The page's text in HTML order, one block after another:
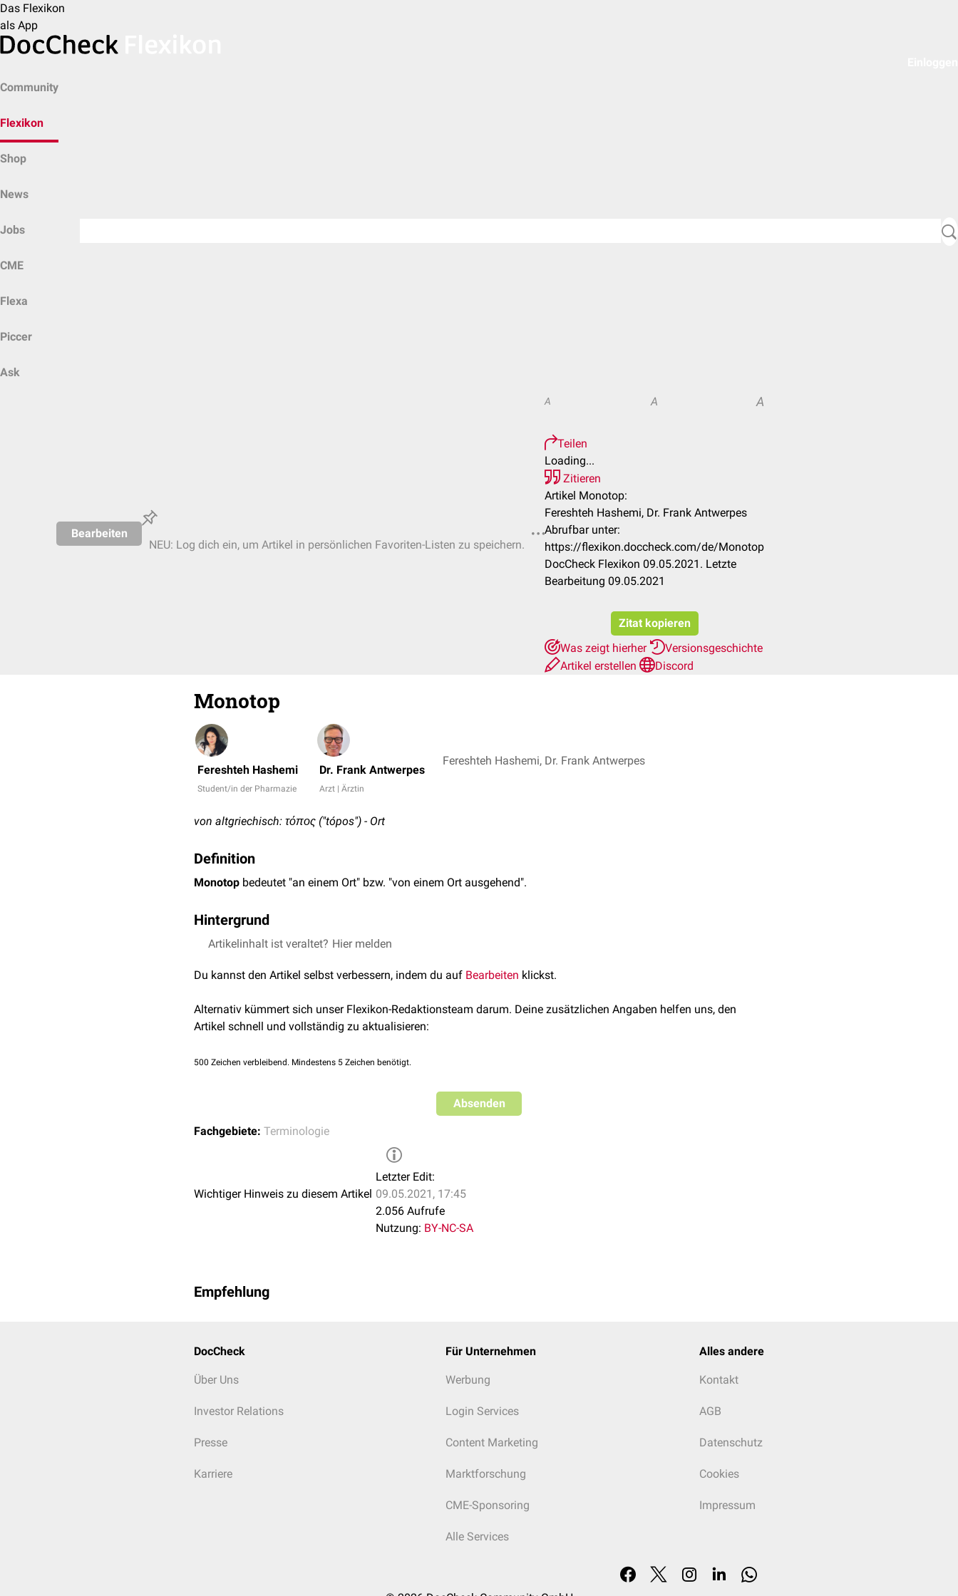
Das Flexikon
als App
Community
Flexikon
Shop
News
Jobs
CME
Flexa
Piccer
Ask
Bearbeiten
NEU: Log dich ein, um Artikel in persönlichen Favoriten-Listen zu speichern.
A A A
Teilen
Loading...
Zitieren
Artikel Monotop:
Fereshteh Hashemi, Dr. Frank Antwerpes
Abrufbar unter:
https://flexikon.doccheck.com/de/Monotop
DocCheck Flexikon 09.05.2021. Letzte
Bearbeitung 09.05.2021
Zitat kopieren
Was zeigt hierher
Versionsgeschichte
Artikel erstellen
Discord
Monotop
Fereshteh Hashemi
Student/in der Pharmazie
Dr. Frank Antwerpes
Arzt | Ärztin
Fereshteh Hashemi, Dr. Frank Antwerpes
von altgriechisch: τόπος ("tópos") - Ort
Definition
Monotop bedeutet "an einem Ort" bzw. "von einem Ort ausgehend".
Hintergrund
Der Begriff bezieht sich meist aufventrikuläre Extrasystolen
Artikelinhalt ist veraltet? Hier melden
Du kannst den Artikel selbst verbessern, indem du auf Bearbeiten klickst.
Alternativ kümmert sich unser Flexikon-Redaktionsteam darum. Deine zusätzlichen Angaben helfen uns, den
Artikel schnell und vollständig zu aktualisieren:
500 Zeichen verbleibend. Mindestens 5 Zeichen benötigt.
Absenden
Fachgebiete: Terminologie
Wichtiger Hinweis zu diesem Artikel
Letzter Edit:
09.05.2021, 17:45
2.056 Aufrufe
Nutzung: BY-NC-SA
Empfehlung
DocCheck
Über Uns
Investor Relations
Presse
Karriere
Für Unternehmen
Werbung
Login Services
Content Marketing
Marktforschung
CME-Sponsoring
Alle Services
Alles andere
Kontakt
AGB
Datenschutz
Cookies
Impressum